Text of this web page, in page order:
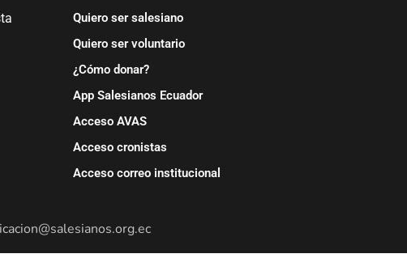
Quiero ser salesiano
Quiero ser voluntario
¿Cómo donar?
App Salesianos Ecuador
Acceso AVAS
Acceso cronistas
Acceso correo institucional